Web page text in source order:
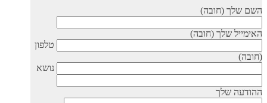
השם שלך (חובה)
האימייל שלך (חובה)
טלפון
(חובה)
נושא
ההודעה שלך